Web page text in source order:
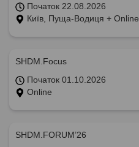
Початок 22.08.2026
Київ, Пуща-Водиця + Online
SHDM.Focus
Початок 01.10.2026
Online
SHDM.FORUM’26